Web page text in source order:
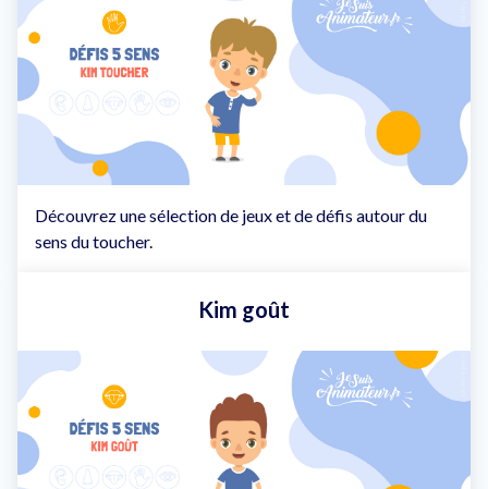
Découvrez une sélection de jeux et de défis autour du
sens du toucher.
Kim goût